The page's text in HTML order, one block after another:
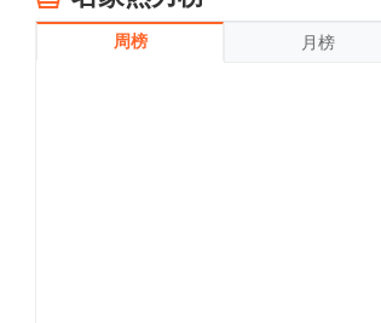
8月5日消息，内外盘贵金属强劲走升，沪
金主力合约涨停，涨幅3.99%，报334.00
周榜 月榜